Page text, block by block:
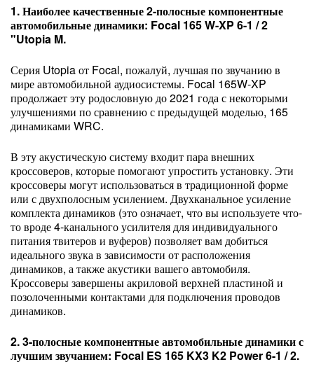
1. Наиболее качественные 2-полосные компонентные
автомобильные динамики: Focal 165 W-XP 6-1 / 2
"Utopia M.
Серия Utopia от Focal, пожалуй, лучшая по звучанию в
мире автомобильной аудиосистемы. Focal 165W-XP
продолжает эту родословную до 2021 года с некоторыми
улучшениями по сравнению с предыдущей моделью, 165
динамиками WRC.
В эту акустическую систему входит пара внешних
кроссоверов, которые помогают упростить установку. Эти
кроссоверы могут использоваться в традиционной форме
или с двухполосным усилением. Двухканальное усиление
комплекта динамиков (это означает, что вы используете что-
то вроде 4-канального усилителя для индивидуального
питания твитеров и вуферов) позволяет вам добиться
идеального звука в зависимости от расположения
динамиков, а также акустики вашего автомобиля.
Кроссоверы завершены акриловой верхней пластиной и
позолоченными контактами для подключения проводов
динамиков.
2. 3-полосные компонентные автомобильные динамики с
лучшим звучанием: Focal ES 165 KX3 K2 Power 6-1 / 2.